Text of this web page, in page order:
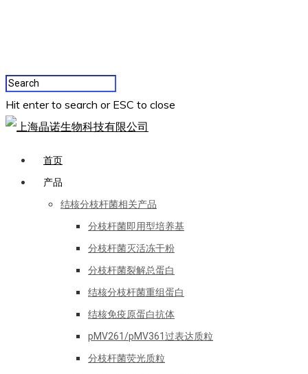
Hit enter to search or ESC to close
首页
产品
结核分枝杆菌相关产品
分枝杆菌即用型培养基
分枝杆菌灭活冻干粉
分枝杆菌裂解总蛋白
结核分枝杆菌重组蛋白
结核免疫原蛋白抗体
pMV261/pMV361过表达质粒
分枝杆菌荧光质粒